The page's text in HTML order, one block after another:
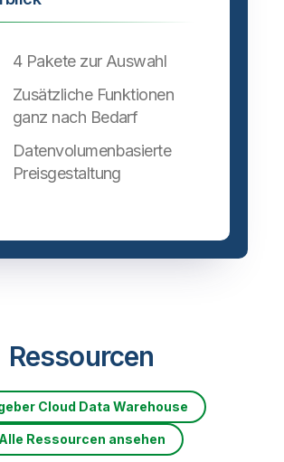
4 Pakete zur Auswahl
Zusätzliche Funktionen
ganz nach Bedarf
Datenvolumenbasierte
Preisgestaltung
Ressourcen
Cloud Data Warehouse
Alle Ressourcen ansehen